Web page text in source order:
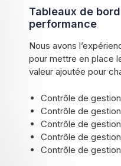
Tableaux de
performance
Nous avons
pour mettre en place
valeur ajoutée pour
Contrôle de
Contrôle de
Contrôle de
Contrôle de
Contrôle de